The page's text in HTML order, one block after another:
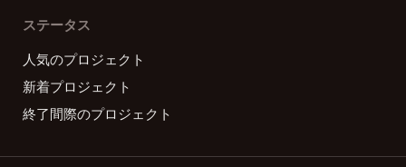
ステータス
人気のプロジェクト
新着プロジェクト
終了間際のプロジェクト